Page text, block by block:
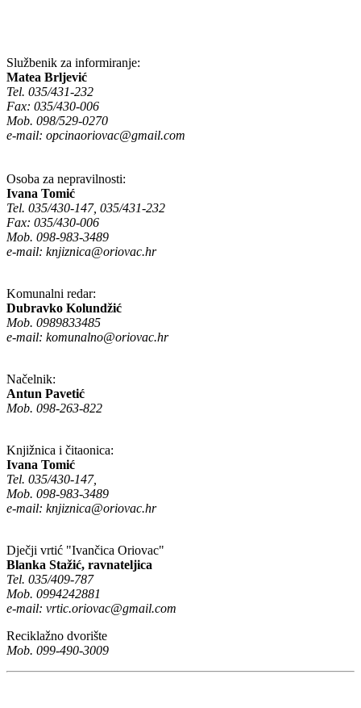
Službenik za informiranje:
Matea Brljević
Tel. 035/431-232
Fax: 035/430-006
Mob. 098/529-0270
e-mail: opcinaoriovac@gmail.com
Osoba za nepravilnosti:
Ivana Tomić
Tel. 035/430-147, 035/431-232
Fax: 035/430-006
Mob. 098-983-3489
e-mail: knjiznica@oriovac.hr
Komunalni redar:
Dubravko Kolundžić
Mob. 0989833485
e-mail: komunalno@oriovac.hr
Načelnik:
Antun Pavetić
Mob. 098-263-822
Knjižnica i čitaonica:
Ivana Tomić
Tel. 035/430-147,
Mob. 098-983-3489
e-mail: knjiznica@oriovac.hr
Dječji vrtić "Ivančica Oriovac"
Blanka Stažić, ravnateljica
Tel. 035/409-787
Mob. 0994242881
e-mail: vrtic.oriovac@gmail.com
Reciklažno dvorište
Mob. 099-490-3009